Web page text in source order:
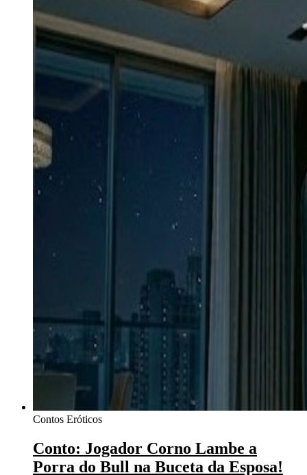
Contos Eróticos
Conto: Jogador Corno Lambe a
Porra do Bull na Buceta da Esposa!